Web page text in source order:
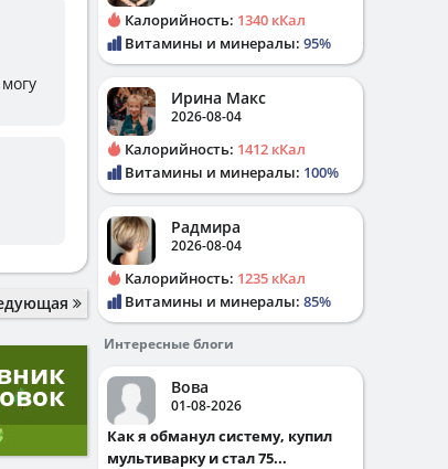
Калорийность: 1340 кКал
Витамины и минералы: 95%
Ирина Макс
2026-08-04
Калорийность: 1412 кКал
Витамины и минералы: 100%
Радмира
2026-08-04
Калорийность: 1235 кКал
Витамины и минералы: 85%
Интересные блоги
Вова
01-08-2026
Как я обманул систему, купил
мультиварку и стал 75...